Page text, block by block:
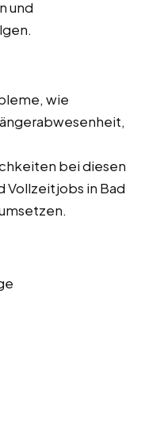
und
wie
bei diesen
Vollzeitjobs in Bad